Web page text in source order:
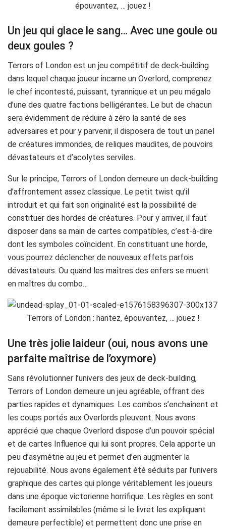
Un jeu qui glace le sang… Avec une goule ou
deux goules ?
Terrors of London est un jeu compétitif de deck-building
dans lequel chaque joueur incarne un Overlord, comprenez
le chef incontesté, puissant, tyrannique et un peu mégalo
d’une des quatre factions belligérantes. Le but de chacun
sera évidemment de réduire à zéro la santé de ses
adversaires et pour y parvenir, il disposera de tout un panel
de créatures immondes, de reliques maudites, de pouvoirs
dévastateurs et d’acolytes serviles.
Sur le principe, Terrors of London demeure un deck-building
d’affrontement assez classique. Le petit twist qu’il
introduit et qui fait son originalité est la possibilité de
constituer des hordes de créatures. Pour y arriver, il faut
disposer dans sa main de cartes compatibles, c’est-à-dire
dont les symboles coïncident. En constituant une horde,
vous pourrez déclencher de nouveaux effets parfois
dévastateurs. Ou quand les maîtres des enfers se muent
en maîtres du combo…
Une très jolie laideur (oui, nous avons une
parfaite maîtrise de l’oxymore)
Sans révolutionner l’univers des jeux de deck-building,
Terrors of London demeure un jeu agréable, offrant des
parties rapides et dynamiques. Les combos s’enchaînent et
les coups portés aux Overlords pleuvent. Nous avons
apprécié que chaque Overlord dispose d’un pouvoir spécial
et de cartes Influence qui lui sont propres. Cela apporte un
peu d’asymétrie au jeu et permet d’en augmenter la
rejouabilité. Nous avons également été séduits par l’univers
graphique des cartes qui plonge véritablement les joueurs
dans une époque victorienne horrifique. Les règles en sont
facilement assimilables (même si le livret les expliquant
demeure perfectible) et permettent donc une prise en